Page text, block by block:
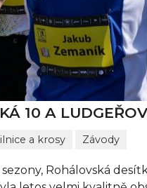
10 A
a krosy Závody
Rohálovská